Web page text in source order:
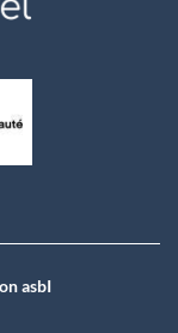
asbI